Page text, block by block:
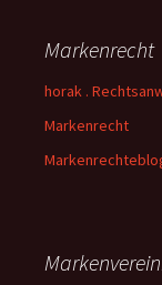
Markenrecht
horak .
Markenrecht